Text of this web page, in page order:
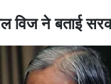
विज ने बताई